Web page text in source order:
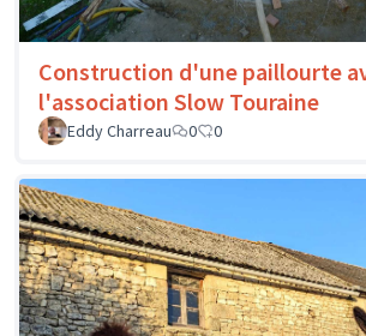
Construction d'une paillourte
l'association Slow Touraine
Eddy Charreau
0 0